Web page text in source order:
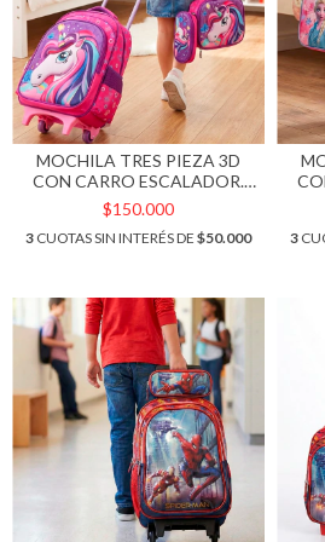
MOCHILA TRES PIEZA 3D
CON CARRO ESCALADOR.
ART M63-1
$150.000
3 CUOTAS SIN INTERÉS DE $50.000 3